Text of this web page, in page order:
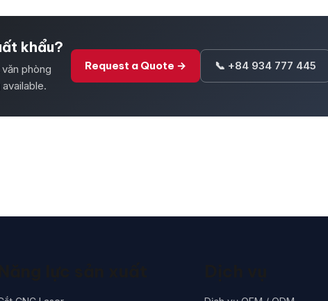
khẩu?
phòng
Request a Quote → 📞 +84 934 777 445